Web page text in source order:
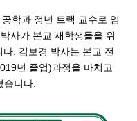
학과 정년 트랙 교수로 임
사가 본교 재학생들을 위
다. 김보경 박사는 본교 전
년 졸업)과정을 마치고
습니다.